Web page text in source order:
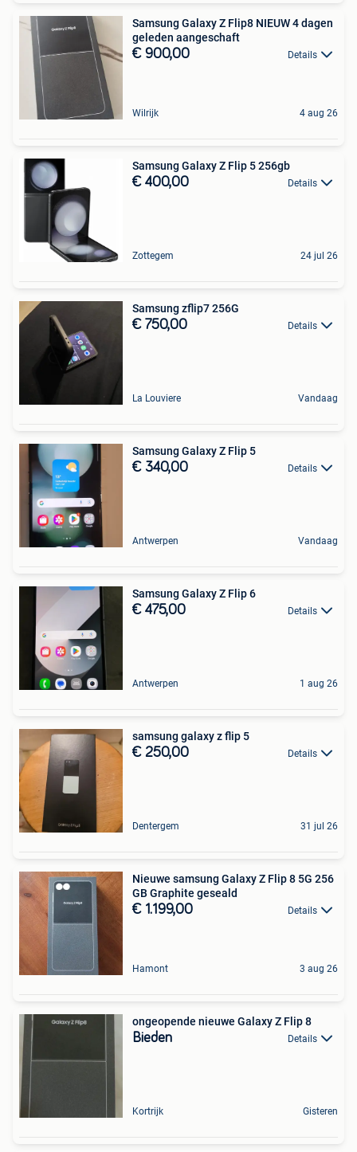
Samsung Galaxy Z Flip8 NIEUW 4 dagen
geleden aangeschaft
€ 900,00 Details
Wilrijk 4 aug 26
Samsung Galaxy Z Flip 5 256gb
€ 400,00 Details
Zottegem 24 jul 26
Samsung zflip7 256G
€ 750,00 Details
La Louviere Vandaag
Samsung Galaxy Z Flip 5
€ 340,00 Details
Antwerpen Vandaag
Samsung Galaxy Z Flip 6
€ 475,00 Details
Antwerpen 1 aug 26
samsung galaxy z flip 5
€ 250,00 Details
Dentergem 31 jul 26
Nieuwe samsung Galaxy Z Flip 8 5G 256
GB Graphite geseald
€ 1.199,00 Details
Hamont 3 aug 26
ongeopende nieuwe Galaxy Z Flip 8
Bieden Details
Kortrijk Gisteren